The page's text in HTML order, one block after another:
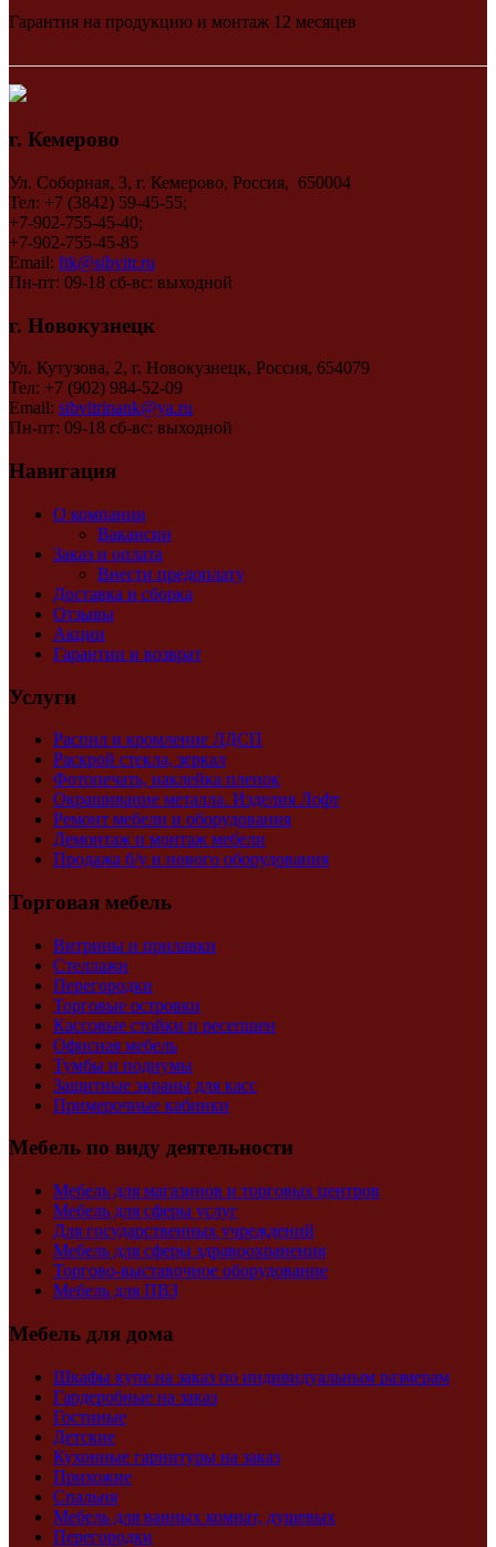
Гарантия на продукцию и монтаж 12 месяцев
г. Кемерово
Ул. Соборная, 3, г. Кемерово, Россия, 650004
Тел: +7 (3842) 59-45-55;
+7-902-755-45-40;
+7-902-755-45-85
Email: ftk@sibvitr.ru
Пн-пт: 09-18 сб-вс: выходной
г. Новокузнецк
Ул. Кутузова, 2, г. Новокузнецк, Россия, 654079
Тел: +7 (902) 984-52-09
Email: sibvitrinank@ya.ru
Пн-пт: 09-18 сб-вс: выходной
Навигация
О компании
Вакансии
Заказ и оплата
Внести предоплату
Доставка и сборка
Отзывы
Акции
Гарантии и возврат
Услуги
Распил и кромление ЛДСП
Раскрой стекла, зеркал
Фотопечать, наклейка пленок
Окрашивание металла. Изделия Лофт
Ремонт мебели и оборудования
Демонтаж и монтаж мебели
Продажа б/у и нового оборудования
Торговая мебель
Витрины и прилавки
Стеллажи
Перегородки
Торговые островки
Кассовые стойки и ресепшен
Офисная мебель
Тумбы и подиумы
Защитные экраны для касс
Примерочные кабинки
Мебель по виду деятельности
Мебель для магазинов и торговых центров
Мебель для сферы услуг
Для государственных учреждений
Мебель для сферы здравоохранения
Торгово-выставочное оборудование
Мебель для ПВЗ
Мебель для дома
Шкафы купе на заказ по индивидуальным размерам
Гардеробные на заказ
Гостиные
Детские
Кухонные гарнитуры на заказ
Прихожие
Спальня
Мебель для ванных комнат, душевых
Перегородки